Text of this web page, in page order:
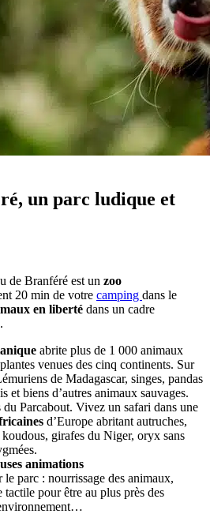
un parc ludique et
de Branféré est un zoo
20 min de votre camping dans le
en liberté dans un cadre
abrite plus de 1 000 animaux
venues des cinq continents. Sur
de Madagascar, singes, pandas
et biens d’autres animaux sauvages.
Parcabout. Vivez un safari dans une
d’Europe abritant autruches,
girafes du Niger, oryx sans
animations
le parc : nourrissage des animaux,
tactile pour être au plus près des